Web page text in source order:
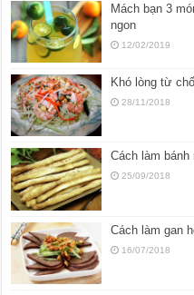
Mách bạn 3
ngon
12/02/2019
Khó lòng từ
28/11/2018
Cách làm
25/09/2018
Cách làm gan
16/07/2018